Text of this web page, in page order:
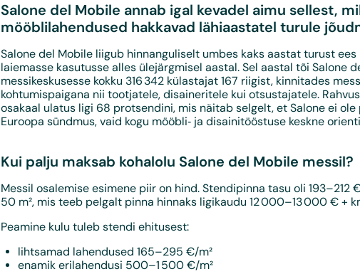
Salone del Mobile annab igal kevadel aimu sellest,
mööblilahendused hakkavad lähiaastatel turule
Salone del Mobile liigub hinnanguliselt umbes kaks aastat turust
laiemasse kasutusse alles ülejärgmisel aastal. Sel aastal tõi Salone
messikeskusesse kokku 316 342 külastajat 167 riigist, kinnitades
kohtumispaigana nii tootjatele, disaineritele kui otsustajatele.
osakaal ulatus ligi 68 protsendini, mis näitab selgelt, et Salone ei
Euroopa sündmus, vaid kogu mööbli‑ ja disainitööstuse keskne
Kui palju maksab kohalolu Salone del Mobile messil?
Messil osalemise esimene piir on hind. Stendipinna tasu oli 193–212
50 m², mis teeb pelgalt pinna hinnaks ligikaudu 12 000–13 000 € +
Peamine kulu tuleb stendi ehitusest:
lihtsamad lahendused 165–295 €/m²
enamik erilahendusi 500–1 500 €/m²